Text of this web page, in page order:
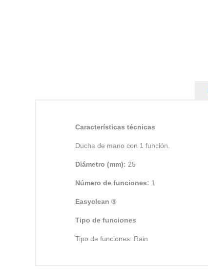
Características técnicas
Ducha de mano con 1 función.
Diámetro (mm): 25
Número de funciones: 1
Easyclean ®
Tipo de funciones
Tipo de funciones: Rain